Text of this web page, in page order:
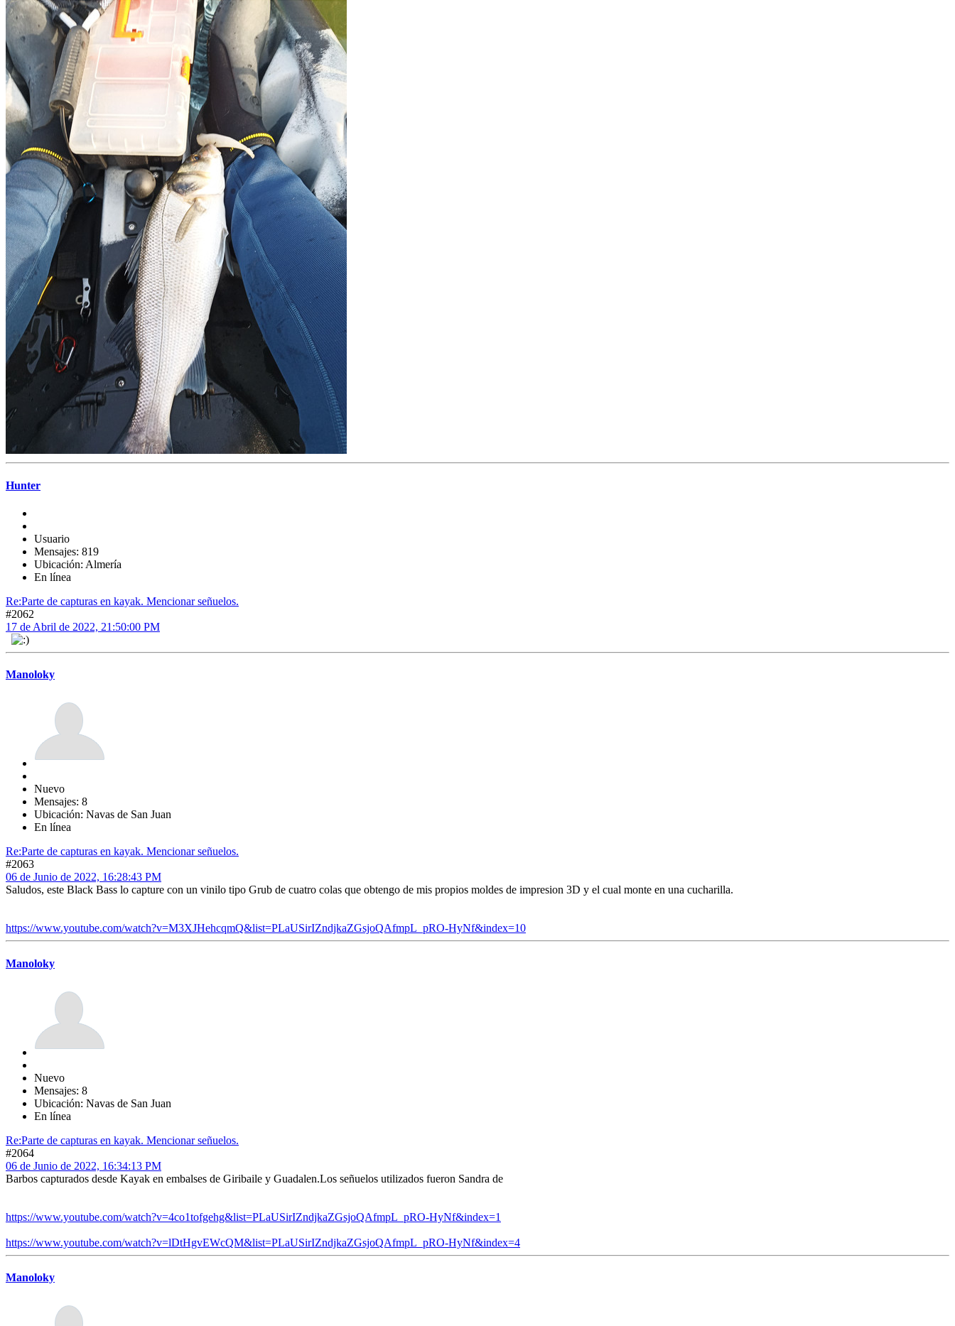
Hunter
Usuario
Mensajes: 819
Ubicación: Almería
En línea
Re:Parte de capturas en kayak. Mencionar señuelos.
#2062
17 de Abril de 2022, 21:50:00 PM
Manoloky
Nuevo
Mensajes: 8
Ubicación: Navas de San Juan
En línea
Re:Parte de capturas en kayak. Mencionar señuelos.
#2063
06 de Junio de 2022, 16:28:43 PM
Saludos, este Black Bass lo capture con un vinilo tipo Grub de cuatro colas que obtengo de mis propios moldes de impresion 3D y el cual monte en una cucharilla.
https://www.youtube.com/watch?v=M3XJHehcqmQ&list=PLaUSirIZndjkaZGsjoQAfmpL_pRO-HyNf&index=10
Manoloky
Nuevo
Mensajes: 8
Ubicación: Navas de San Juan
En línea
Re:Parte de capturas en kayak. Mencionar señuelos.
#2064
06 de Junio de 2022, 16:34:13 PM
Barbos capturados desde Kayak en embalses de Giribaile y Guadalen.Los señuelos utilizados fueron Sandra de
https://www.youtube.com/watch?v=4co1tofgehg&list=PLaUSirIZndjkaZGsjoQAfmpL_pRO-HyNf&index=1
https://www.youtube.com/watch?v=lDtHgvEWcQM&list=PLaUSirIZndjkaZGsjoQAfmpL_pRO-HyNf&index=4
Manoloky